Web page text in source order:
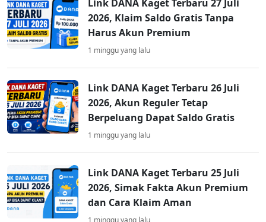
Link DANA Kaget Terbaru 27 Juli
2026, Klaim Saldo Gratis Tanpa
Harus Akun Premium
1 minggu yang lalu
Link DANA Kaget Terbaru 26 Juli
2026, Akun Reguler Tetap
Berpeluang Dapat Saldo Gratis
1 minggu yang lalu
Link DANA Kaget Terbaru 25 Juli
2026, Simak Fakta Akun Premium
dan Cara Klaim Aman